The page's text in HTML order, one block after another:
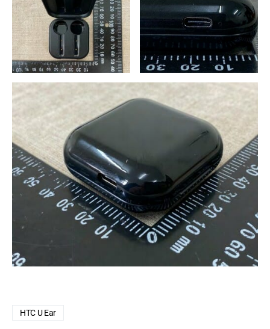
HTC U Ear